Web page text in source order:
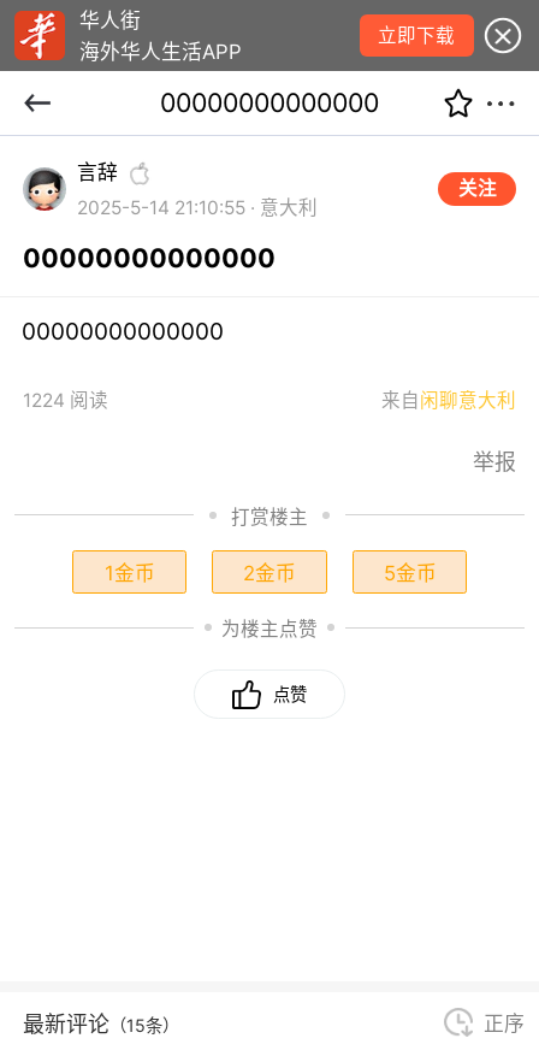
华人街
海外华人生活APP
立即下载
00000000000000
言辞
2025-5-14 21:10:55 · 意大利
关注
00000000000000
00000000000000
1224 阅读 来自 闲聊意大利
举报
打赏楼主
1金币 2金币 5金币
为楼主点赞
点赞
最新评论 （15条） 正序